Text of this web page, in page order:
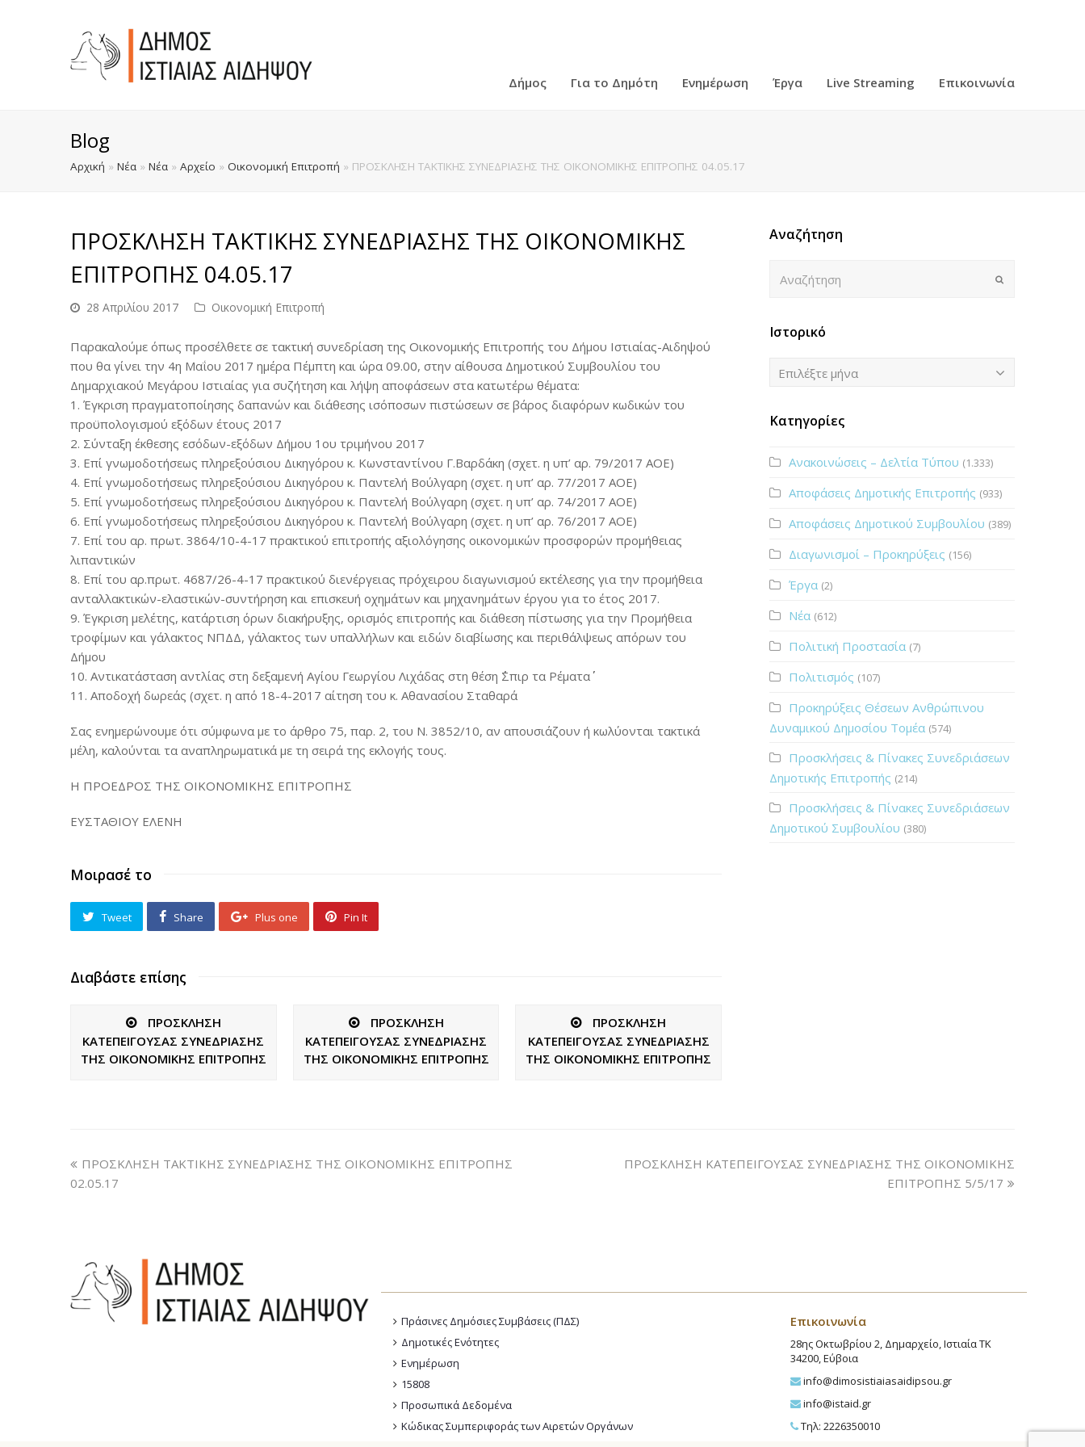
Δήμος Για το Δημότη Ενημέρωση Έργα Live Streaming Επικοινωνία
Blog
Αρχική » Νέα » Νέα » Αρχείο » Οικονομική Επιτροπή » ΠΡΟΣΚΛΗΣΗ ΤΑΚΤΙΚΗΣ ΣΥΝΕΔΡΙΑΣΗΣ ΤΗΣ ΟΙΚΟΝΟΜΙΚΗΣ ΕΠΙΤΡΟΠΗΣ 04.05.17
ΠΡΟΣΚΛΗΣΗ ΤΑΚΤΙΚΗΣ ΣΥΝΕΔΡΙΑΣΗΣ ΤΗΣ ΟΙΚΟΝΟΜΙΚΗΣ
ΕΠΙΤΡΟΠΗΣ 04.05.17
28 Απριλίου 2017 Οικονομική Επιτροπή
Παρακαλούμε όπως προσέλθετε σε τακτική συνεδρίαση της Οικονομικής Επιτροπής του Δήμου Ιστιαίας-Αιδηψού
που θα γίνει την 4η Μαΐου 2017 ημέρα Πέμπτη και ώρα 09.00, στην αίθουσα Δημοτικού Συμβουλίου του
Δημαρχιακού Μεγάρου Ιστιαίας για συζήτηση και λήψη αποφάσεων στα κατωτέρω θέματα:
1. Έγκριση πραγματοποίησης δαπανών και διάθεσης ισόποσων πιστώσεων σε βάρος διαφόρων κωδικών του
προϋπολογισμού εξόδων έτους 2017
2. Σύνταξη έκθεσης εσόδων-εξόδων Δήμου 1ου τριμήνου 2017
3. Επί γνωμοδοτήσεως πληρεξούσιου Δικηγόρου κ. Κωνσταντίνου Γ.Βαρδάκη (σχετ. η υπ’ αρ. 79/2017 ΑΟΕ)
4. Επί γνωμοδοτήσεως πληρεξούσιου Δικηγόρου κ. Παντελή Βούλγαρη (σχετ. η υπ’ αρ. 77/2017 ΑΟΕ)
5. Επί γνωμοδοτήσεως πληρεξούσιου Δικηγόρου κ. Παντελή Βούλγαρη (σχετ. η υπ’ αρ. 74/2017 ΑΟΕ)
6. Επί γνωμοδοτήσεως πληρεξούσιου Δικηγόρου κ. Παντελή Βούλγαρη (σχετ. η υπ’ αρ. 76/2017 ΑΟΕ)
7. Επί του αρ. πρωτ. 3864/10-4-17 πρακτικού επιτροπής αξιολόγησης οικονομικών προσφορών προμήθειας
λιπαντικών
8. Επί του αρ.πρωτ. 4687/26-4-17 πρακτικού διενέργειας πρόχειρου διαγωνισμού εκτέλεσης για την προμήθεια
ανταλλακτικών-ελαστικών-συντήρηση και επισκευή οχημάτων και μηχανημάτων έργου για το έτος 2017.
9. Έγκριση μελέτης, κατάρτιση όρων διακήρυξης, ορισμός επιτροπής και διάθεση πίστωσης για την Προμήθεια
τροφίμων και γάλακτος ΝΠΔΔ, γάλακτος των υπαλλήλων και ειδών διαβίωσης και περιθάλψεως απόρων του
Δήμου
10. Αντικατάσταση αντλίας στη δεξαμενή Αγίου Γεωργίου Λιχάδας στη θέση ΄΄Σπιρ τα Ρέματα΄΄
11. Αποδοχή δωρεάς (σχετ. η από 18-4-2017 αίτηση του κ. Αθανασίου Σταθαρά
Σας ενημερώνουμε ότι σύμφωνα με το άρθρο 75, παρ. 2, του N. 3852/10, αν απουσιάζουν ή κωλύονται τακτικά
μέλη, καλούνται τα αναπληρωματικά με τη σειρά της εκλογής τους.
Η ΠΡΟΕΔΡΟΣ ΤΗΣ ΟΙΚΟΝΟΜΙΚΗΣ ΕΠΙΤΡΟΠΗΣ
ΕΥΣΤΑΘΙΟΥ ΕΛΕΝΗ
Μοιρασέ το
Tweet Share Plus one Pin It
Διαβάστε επίσης
ΠΡΟΣΚΛΗΣΗ
ΚΑΤΕΠΕΙΓΟΥΣΑΣ ΣΥΝΕΔΡΙΑΣΗΣ
ΤΗΣ ΟΙΚΟΝΟΜΙΚΗΣ ΕΠΙΤΡΟΠΗΣ
ΠΡΟΣΚΛΗΣΗ
ΚΑΤΕΠΕΙΓΟΥΣΑΣ ΣΥΝΕΔΡΙΑΣΗΣ
ΤΗΣ ΟΙΚΟΝΟΜΙΚΗΣ ΕΠΙΤΡΟΠΗΣ
ΠΡΟΣΚΛΗΣΗ
ΚΑΤΕΠΕΙΓΟΥΣΑΣ ΣΥΝΕΔΡΙΑΣΗΣ
ΤΗΣ ΟΙΚΟΝΟΜΙΚΗΣ ΕΠΙΤΡΟΠΗΣ
Αναζήτηση
Ιστορικό
Ιστορικό
Επιλέξτε μήνα
Κατηγορίες
Ανακοινώσεις – Δελτία Τύπου (1.333)
Αποφάσεις Δημοτικής Επιτροπής (933)
Αποφάσεις Δημοτικού Συμβουλίου (389)
Διαγωνισμοί – Προκηρύξεις (156)
Έργα (2)
Νέα (612)
Πολιτική Προστασία (7)
Πολιτισμός (107)
Προκηρύξεις Θέσεων Ανθρώπινου
Δυναμικού Δημοσίου Τομέα (574)
Προσκλήσεις & Πίνακες Συνεδριάσεων
Δημοτικής Επιτροπής (214)
Προσκλήσεις & Πίνακες Συνεδριάσεων
Δημοτικού Συμβουλίου (380)
ΠΡΟΣΚΛΗΣΗ ΤΑΚΤΙΚΗΣ ΣΥΝΕΔΡΙΑΣΗΣ ΤΗΣ ΟΙΚΟΝΟΜΙΚΗΣ ΕΠΙΤΡΟΠΗΣ
02.05.17
ΠΡΟΣΚΛΗΣΗ ΚΑΤΕΠΕΙΓΟΥΣΑΣ ΣΥΝΕΔΡΙΑΣΗΣ ΤΗΣ ΟΙΚΟΝΟΜΙΚΗΣ
ΕΠΙΤΡΟΠΗΣ 5/5/17
Πράσινες Δημόσιες Συμβάσεις (ΠΔΣ)
Δημοτικές Ενότητες
Ενημέρωση
15808
Προσωπικά Δεδομένα
Κώδικας Συμπεριφοράς των Αιρετών Οργάνων
Επικοινωνία
28ης Οκτωβρίου 2, Δημαρχείο, Ιστιαία ΤΚ
34200, Εύβοια
info@dimosistiaiasaidipsou.gr
info@istaid.gr
Τηλ: 2226350010